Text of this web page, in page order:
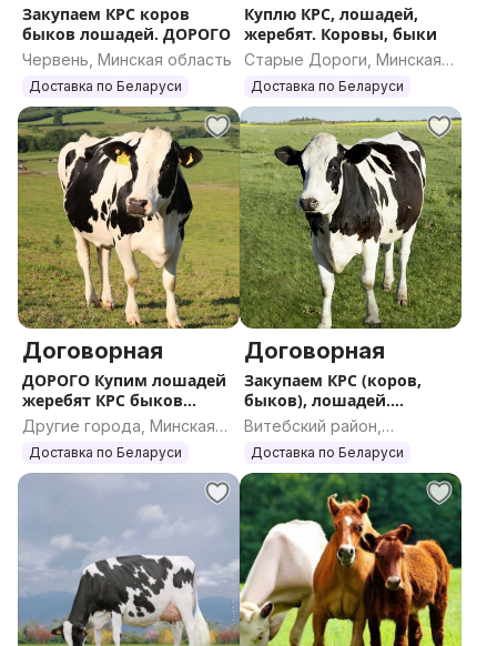
Закупаем КРС коров
быков лошадей. ДОРОГО
Червень, Минская область
Доставка по Беларуси
Куплю КРС, лошадей,
жеребят. Коровы, быки
Старые Дороги, Минская
область
Доставка по Беларуси
Договорная
ДОРОГО Купим лошадей
жеребят КРС быков
коров. По всей РБ
Другие города, Минская
область
Доставка по Беларуси
Договорная
Закупаем КРС (коров,
быков), лошадей.
ДОРОГО
Витебский район,
Витебская область
Доставка по Беларуси